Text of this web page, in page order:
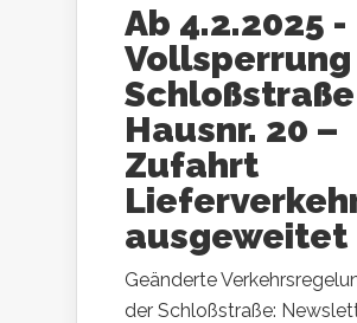
Ab 4.2.2025 -
Vollsperrung
Hausnr. 20 –
Zufahrt
ausgeweitet
Geänderte
der Schloßstraße: